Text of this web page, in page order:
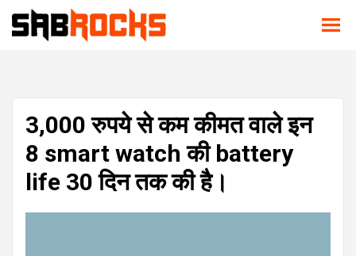
3,000 रुपये से कम कीमत वाले इन
8 smart watch की battery
life 30 दिन तक की है।